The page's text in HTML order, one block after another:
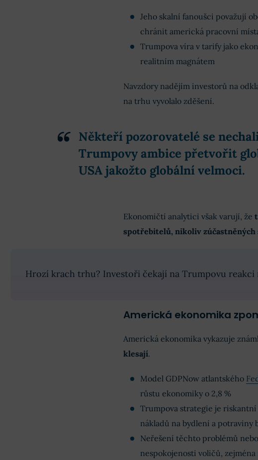
Jeho skalní fanoušci považují
chránit americká pracovní
Trumpova víra v tarify jako
realitním magnátem
Navzdory nadějím investorů na
na trhu vyvolalo zděšení.
Někteří pozorovatelé se
Trumpovy ambice přetvořit
USA jakožto globální velmoci.
Ekonomičtí analytici však varují, že
spotřebitelů, nikoliv zúčastněných
Hrozí krach trhu? Investoři čekají na Trumpovu
Americká ekonomika
Americká ekonomika vykazuje
klesají.
Model GDPNow atlantského
růstu ekonomiky o 2,8 %
Trumpova strategie je
nákladů na bydlení a potraviny
Neřešení těchto problémů
nespokojenosti voličů,